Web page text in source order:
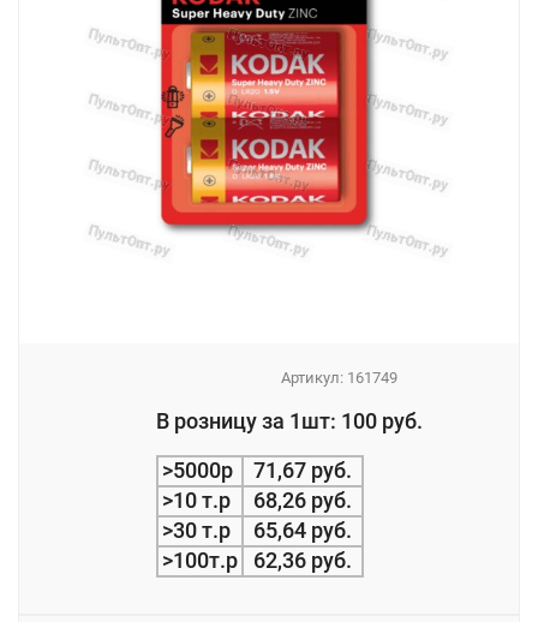
Артикул: 161749
В розницу за 1шт: 100 руб.
>5000р
71,67 руб.
>10 т.р
68,26 руб.
>30 т.р
65,64 руб.
>100т.р
62,36 руб.